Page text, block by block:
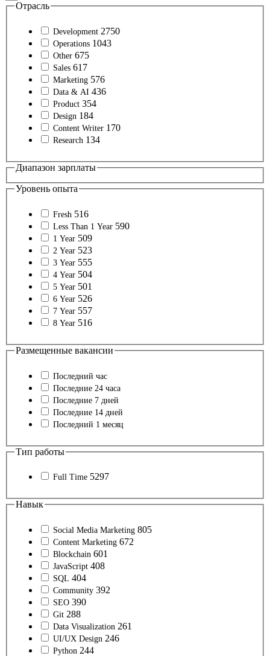
Отрасль
Development 2750
Operations 1043
Other 675
Sales 617
Marketing 576
Data & AI 436
Product 354
Design 184
Content Writer 170
Research 134
Диапазон зарплаты
Уровень опыта
Fresh 516
Less Than 1 Year 590
1 Year 509
2 Year 523
3 Year 555
4 Year 504
5 Year 501
6 Year 526
7 Year 557
8 Year 516
Размещенные вакансии
Последний час
Последние 24 часа
Последние 7 дней
Последние 14 дней
Последний 1 месяц
Тип работы
Full Time 5297
Навык
Social Media Marketing 805
Content Marketing 672
Blockchain 601
JavaScript 408
SQL 404
Community 392
SEO 390
Git 288
Data Visualization 261
UI/UX Design 246
Python 244